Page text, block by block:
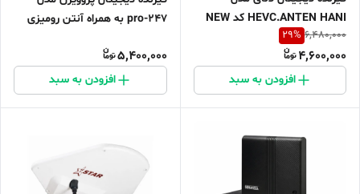
HEVC.ANTEN HANI کد NEW
6,480,000
29%
4,600,000
افزودن به سبد
247-pro به همراه آنتن رومیزی
5,400,000
افزودن به سبد